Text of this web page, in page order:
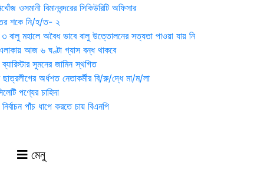
ওসমানী বিমানবন্দরের সিকিউরিটি অফিসার
শকে নি/হ/ত- ২
বালু মহালে অবৈধ ভাবে বালু উত্তোলনের সত্যতা পাওয়া যায় নি
আজ ৬ ঘণ্টা গ্যাস বন্ধ থাকবে
সুমনের জামিন স্থগিত
ছাত্রলীগের অর্ধশত নেতাকর্মীর বি/রু/দ্ধে মা/ম/লা
পণ্যের চাহিদা
পাঁচ ধাপে করতে চায় বিএনপি
মেনু